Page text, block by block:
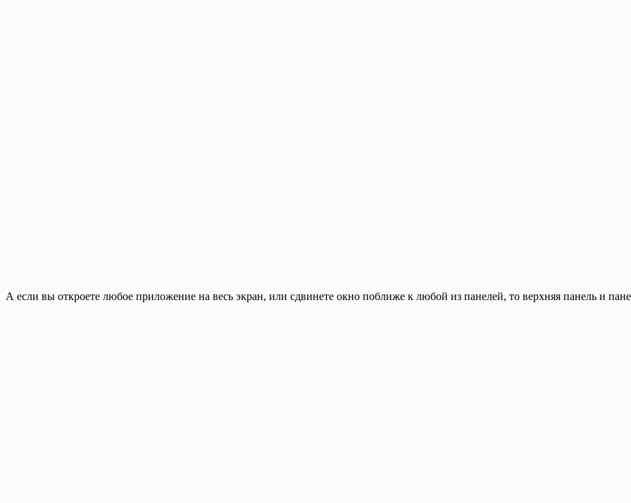
А если вы откроете любое приложение на весь экран, или сдвинете окно поближе к любой из панелей, то верхняя панель и